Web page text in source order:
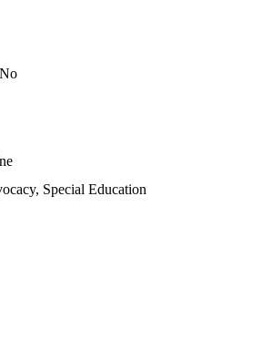
No
Special Education